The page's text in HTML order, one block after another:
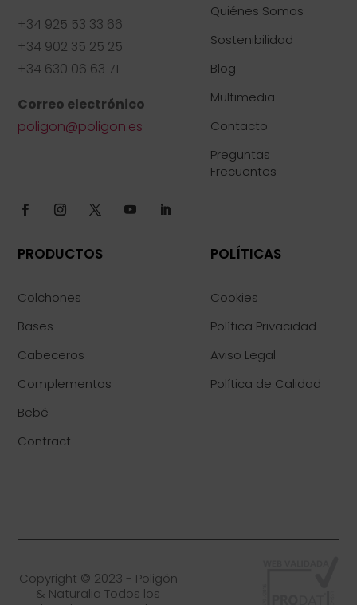
+34 925 53 33 66
+34 902 35 25 25
+34 630 06 63 71
Correo electrónico
poligon@poligon.es
Quiénes Somos
Sostenibilidad
Blog
Multimedia
Contacto
Preguntas
Frecuentes
PRODUCTOS
Colchones
Bases
Cabeceros
Complementos
Bebé
Contract
POLÍTICAS
Cookies
Política Privacidad
Aviso Legal
Política de Calidad
Copyright © 2023 - Poligón
& Naturalia Todos los